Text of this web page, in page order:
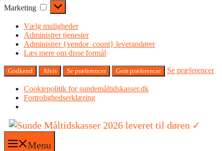
Marketing Marketing
Vælg muligheder
Administrer tjenester
Administrer {vendor_count} leverandører
Læs mere om disse formål
Godkend Afvis Se præferencer Gem præferencer Se præferencer
Cookiepolitik for sundemåltidskasser.dk
Fortrolighedserklæring
Hop
til
indholdMenu